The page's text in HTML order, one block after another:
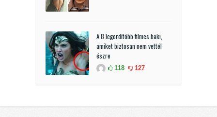
A 8 legordítóbb filmes baki,
amiket biztosan nem vettél
észre
118 127